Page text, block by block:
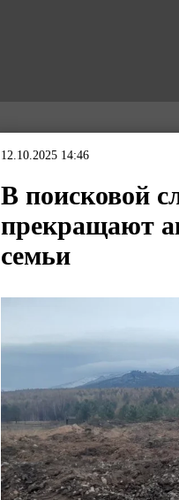
12.10.2025 14:46
В поисковой
прекращают
семьи